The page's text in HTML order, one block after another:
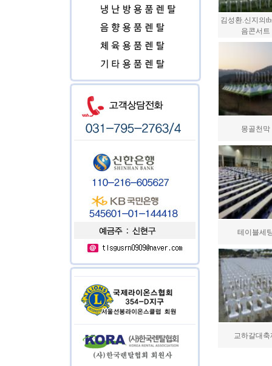
김성환.신지의
음콘서트
몽골천막
테이블세
교하갈대축